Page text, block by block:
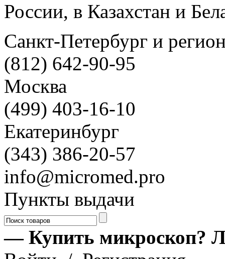
России, в Казахстан и
Санкт-Петербург и
(812) 642-90-95
Москва
(499) 403-16-10
Екатеринбург
(343) 386-20-57
info@micromed.pro
Пункты выдачи
— Купить микроскоп?